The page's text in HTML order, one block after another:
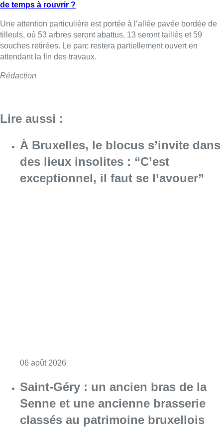
de temps à rouvrir ?
Une attention particulière est portée à l’allée pavée bordée de
tilleuls, où 53 arbres seront abattus, 13 seront taillés et 59
souches retirées. Le parc restera partiellement ouvert en
attendant la fin des travaux.
Rédaction
Lire aussi :
À Bruxelles, le blocus s’invite dans
des lieux insolites : “C’est
exceptionnel, il faut se l’avouer”
06 août 2026
Saint-Géry : un ancien bras de la
Senne et une ancienne brasserie
classés au patrimoine bruxellois